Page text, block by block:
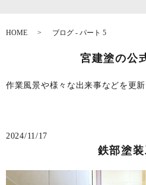
HOME ブログ - パート 5
宮建塗の公
作業風景や様々な出来事などを更新
2024/11/17
鉄部塗